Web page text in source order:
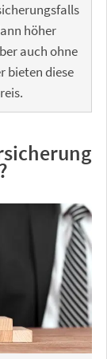
höher
auch ohne
bieten diese